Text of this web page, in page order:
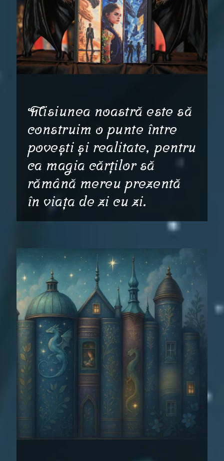
Misiunea noastră este să
construim o punte între
povești și realitate, pentru
ca magia cărților să
rămână mereu prezentă
în viața de zi cu zi.